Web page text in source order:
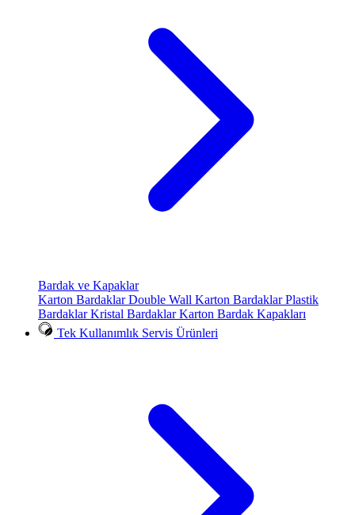
Bardak ve Kapaklar
Karton BardaklarDouble Wall Karton BardaklarPlastik
BardaklarKristal BardaklarKarton Bardak Kapakları
Tek Kullanımlık Servis Ürünleri